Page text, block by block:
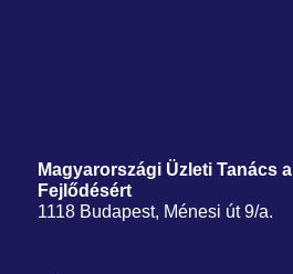
Magyarországi Üzleti Tanács
Fejlődésért
1118 Budapest, Ménesi út 9/a.